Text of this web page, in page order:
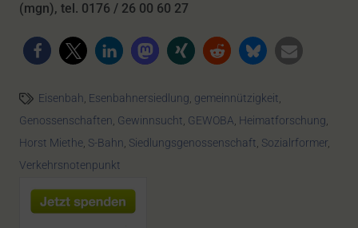
(mgn), tel. 0176 / 26 00 60 27
Eisenbah, Esenbahnersiedlung, gemeinnützigkeit,
Genossenschaften, Gewinnsucht, GEWOBA, Heimatforschung,
Horst Miethe, S-Bahn, Siedlungsgenossenschaft, Sozialrformer,
Verkehrsnotenpunkt